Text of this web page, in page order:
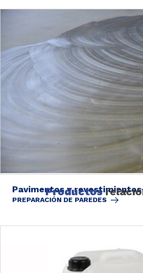
Pavimentos y revestimientos
PREPARACIÓN DE PAREDES
Productos